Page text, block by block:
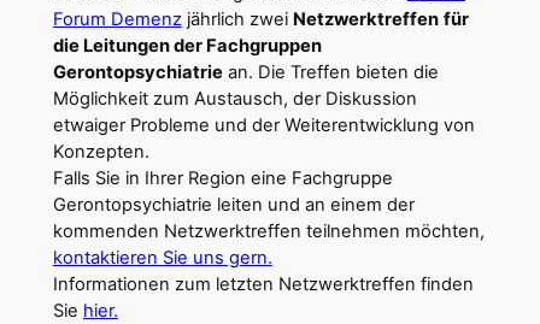
Forum Demenzjährlich zwei Netzwerktreffen für
die Leitungen der Fachgruppen
Gerontopsychiatriean. Die Treffen bieten die
Möglichkeit zum Austausch, der Diskussion
etwaiger Probleme und der Weiterentwicklung von
Konzepten.
Falls Sie in Ihrer Region eine Fachgruppe
Gerontopsychiatrie leiten und an einem der
kommenden Netzwerktreffen teilnehmen möchten,
kontaktieren Sie uns gern.
Informationen zum letzten Netzwerktreffen finden
Sie hier.